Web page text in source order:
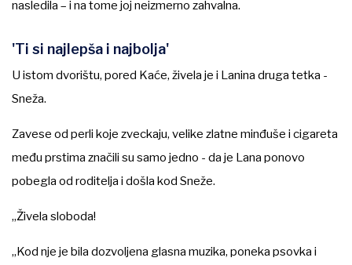
nasledila – i na tome joj neizmerno zahvalna.
'Ti si najlepša i najbolja'
U istom dvorištu, pored Kaće, živela je i Lanina druga tetka -
Sneža.
Zavese od perli koje zveckaju, velike zlatne minđuše i cigareta
među prstima značili su samo jedno - da je Lana ponovo
pobegla od roditelja i došla kod Sneže.
„Živela sloboda!
„Kod nje je bila dozvoljena glasna muzika, poneka psovka i